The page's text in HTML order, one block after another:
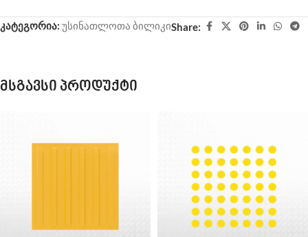
კატეგორია: უსინათლოთა ბილიკიShare:
მსგავსი პროდუქტი